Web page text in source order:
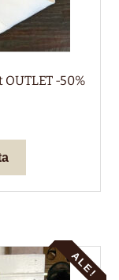
-50%
€.
on
Voit
tehdä
ALE!